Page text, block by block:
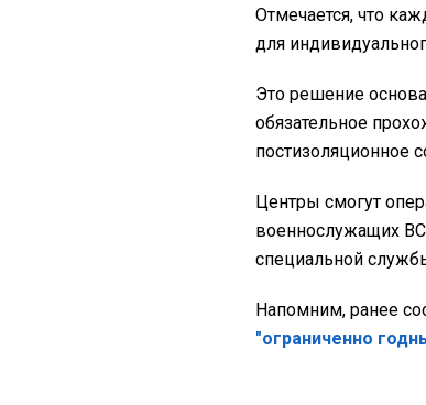
Отмечается, что
для
Это решение
обязательное
постизоляционное
Центры смогут
военнослужащих
специальной
Напомним, ранее
"ограниченно